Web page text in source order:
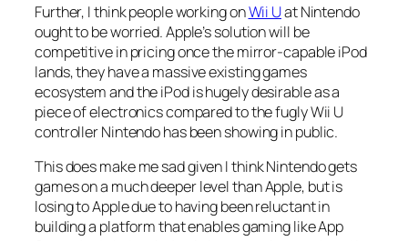
Further, I think people working onWii Uat Nintendo
ought to be worried. Apple’s solution will be
competitive in pricing once the mirror-capable iPod
lands, they have a massive existing games
ecosystem and the iPod is hugely desirable as a
piece of electronics compared to the fugly Wii U
controller Nintendo has been showing in public.
This does make me sad given I think Nintendo gets
games on a much deeper level than Apple, but is
losing to Apple due to having been reluctant in
building a platform that enables gaming like App